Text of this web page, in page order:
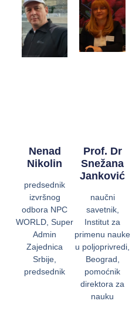
Nenad
Nikolin
predsednik
izvršnog
odbora NPC
WORLD, Super
Admin
Zajednica
Srbije,
predsednik
Prof. Dr
Snežana
Janković
naučni
savetnik,
Institut za
primenu nauke
u poljoprivredi,
Beograd,
pomoćnik
direktora za
nauku